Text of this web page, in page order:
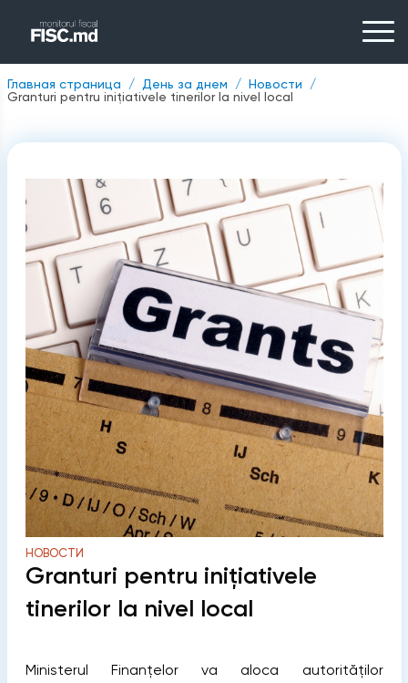
Главная страница День за днем
Новости
Granturi pentru inițiativele tinerilor la nivel local
НОВОСТИ
Granturi pentru inițiativele
tinerilor la nivel local
Ministerul Finanţelor va aloca autorităților